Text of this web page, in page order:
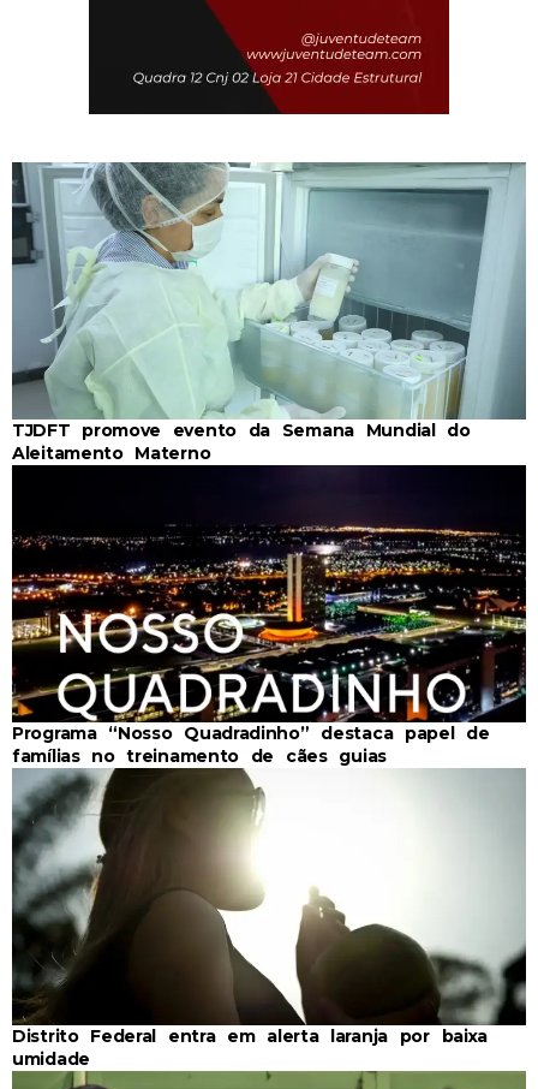
TJDFT promove evento da Semana Mundial do
Aleitamento Materno
Programa “Nosso Quadradinho” destaca papel de
famílias no treinamento de cães guias
Distrito Federal entra em alerta laranja por baixa
umidade